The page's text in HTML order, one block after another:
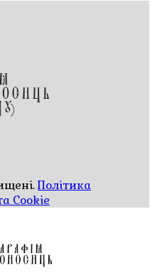
Політика
Cookie